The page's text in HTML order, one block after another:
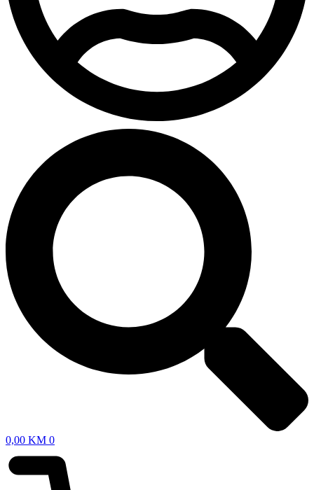
0,00 KM 0